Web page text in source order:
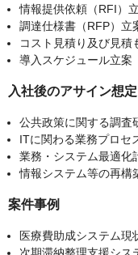
情報提供依頼（RFI）
調達仕様書（RFP）立
コスト見積り及び見積
導入スケジュール立案
入社後のアサイン想
公共政策に関する調査
ITに関わる業務プロセ
業務・システム最適化
情報システム等の再構
案件事例
医療費助成システム現